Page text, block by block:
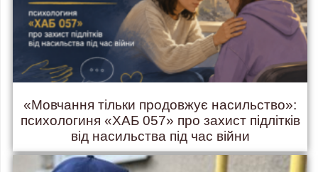
«Мовчання тільки продовжує насильство»:
психологиня «ХАБ 057» про захист підлітків
від насильства під час війни